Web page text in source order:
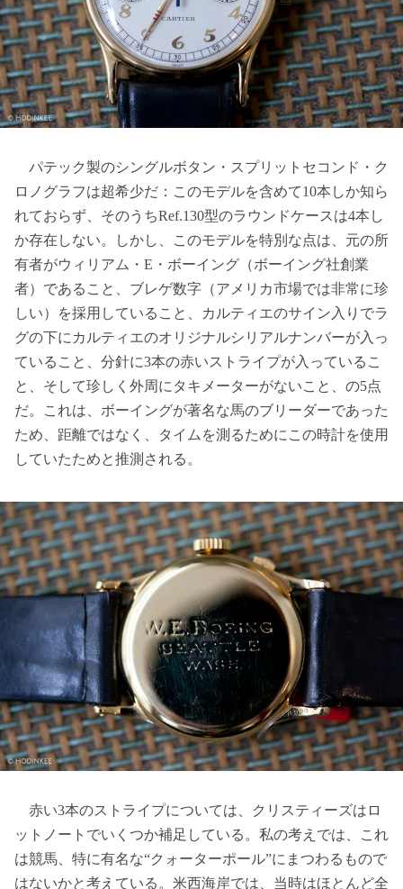
パテック製のシングルボタン・スプリットセコンド・ク
ロノグラフは超希少だ：このモデルを含めて10本しか知ら
れておらず、そのうちRef.130型のラウンドケースは4本し
か存在しない。しかし、このモデルを特別な点は、元の所
有者がウィリアム・E・ボーイング（ボーイング社創業
者）であること、ブレゲ数字（アメリカ市場では非常に珍
しい）を採用していること、カルティエのサイン入りでラ
グの下にカルティエのオリジナルシリアルナンバーが入っ
ていること、分針に3本の赤いストライプが入っているこ
と、そして珍しく外周にタキメーターがないこと、の5点
だ。これは、ボーイングが著名な馬のブリーダーであった
ため、距離ではなく、タイムを測るためにこの時計を使用
していたためと推測される。
赤い3本のストライプについては、クリスティーズはロ
ットノートでいくつか補足している。私の考えでは、これ
は競馬、特に有名な“クォーターポール”にまつわるもので
はないかと考えている。米西海岸では、当時はほとんど全